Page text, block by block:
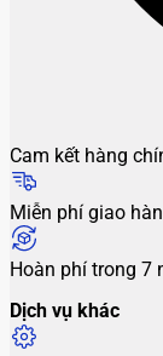
Cam kết hàng
Miễn phí giao
Hoàn phí trong 7
Dịch vụ khác